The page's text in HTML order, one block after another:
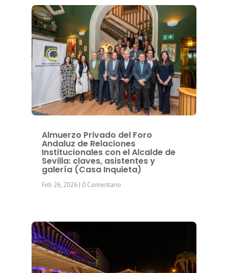
Almuerzo Privado del Foro
Andaluz de Relaciones
Institucionales con el Alcalde de
Sevilla: claves, asistentes y
galería (Casa Inquieta)
Feb 26, 2026| 0 Comentario